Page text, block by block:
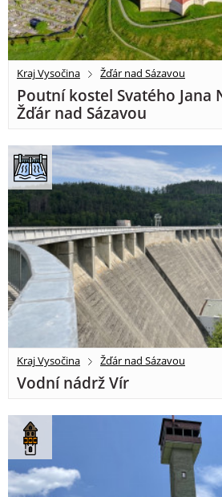
Kraj Vysočina Žďár nad Sázavou
Poutní kostel Svatého Jana
Žďár nad Sázavou
Kraj Vysočina Žďár nad Sázavou
Vodní nádrž Vír